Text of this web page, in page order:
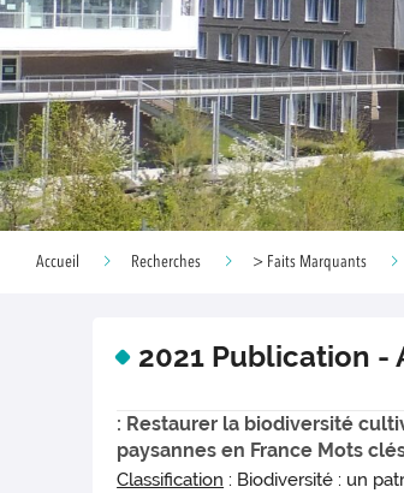
Accueil Recherches > Faits Marquants
2021 Publication -
: Restaurer la biodiversité
paysannes en France Mots
Classification : Biodiversité : un